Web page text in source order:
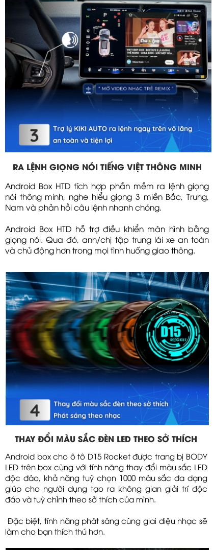
THAY ĐỔI MÀU SẮC ĐÈN LED THEO SỞ THÍCH
Android box cho ô tô D15 Rocket được trang bị BODY
LED trên box cùng với tính năng thay đổi màu sắc LED
độc đáo, khả năng tuỳ chọn 1000 màu sắc đa dạng
giúp cho người dụng tạo ra không gian giải trí độc
đáo và tuỳ chỉnh theo sở thích của mình.
Đặc biệt, tính năng phát sáng cùng giai điệu nhạc sẽ
làm cho bạn thích thú hơn.
RA LỆNH GIỌNG NÓI TIẾNG VIỆT THÔNG MINH
Android Box HTD tích hợp phần mềm ra lệnh giọng
nói thông minh, nghe hiểu giọng 3 miền Bắc, Trung,
Nam và phản hồi câu lệnh nhanh chóng.
Android Box HTD hỗ trợ điều khiển màn hình bằng
giọng nói. Qua đó, anh/chị tập trung lái xe an toàn
và chủ động hơn trong mọi tình huống giao thông.